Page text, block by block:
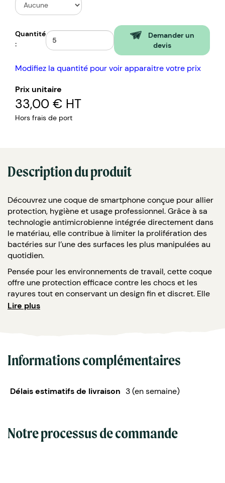
Quantité
:
Demander un
devis
Modifiez la quantité pour voir apparaitre votre prix
Prix unitaire
33,00 € HT
Hors frais de port
Description du produit
Découvrez une coque de smartphone conçue pour allier
protection, hygiène et usage professionnel. Grâce à sa
technologie antimicrobienne intégrée directement dans
le matériau, elle contribue à limiter la prolifération des
bactéries sur l’une des surfaces les plus manipulées au
quotidien.
Pensée pour les environnements de travail, cette coque
offre une protection efficace contre les chocs et les
rayures tout en conservant un design fin et discret. Elle
permet d’améliorer l’hygiène des smartphones
solution pertinente pour les entreprises soucieuses de
prévention, de bien-être et de responsabilité. Elle
accessoire utile, visible et utilisé chaque jour.
Matériaux brevetés, biosourcés et recyclés.
Lire plus
Informations complémentaires
Délais estimatifs de livraison 3 (en semaine)
Notre processus de commande